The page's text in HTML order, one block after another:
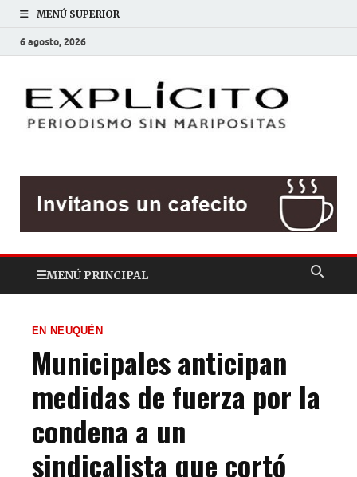
MENÚ SUPERIOR
6 agosto, 2026
MENÚ PRINCIPAL
EN NEUQUÉN
Municipales anticipan
medidas de fuerza por la
condena a un
sindicalista que cortó